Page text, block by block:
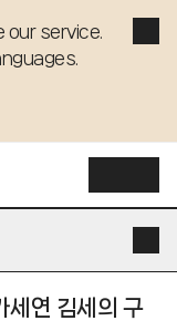
service.
세연 김세의 구